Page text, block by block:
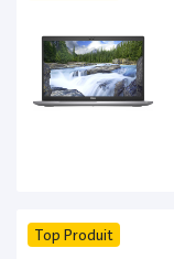
Top Produit